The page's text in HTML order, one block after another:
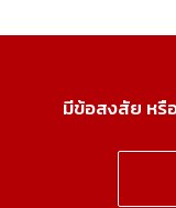
มีข้อสงสัย หรื